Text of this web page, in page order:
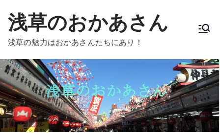
キ
ッ
プ
浅草のおかあさん
浅草の魅力はおかあさんたちにあり！